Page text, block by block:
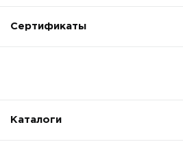
Сертификаты
Каталоги